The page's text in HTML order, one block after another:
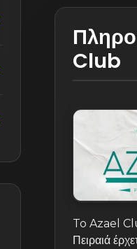
Club
To Azael
Πειραιά